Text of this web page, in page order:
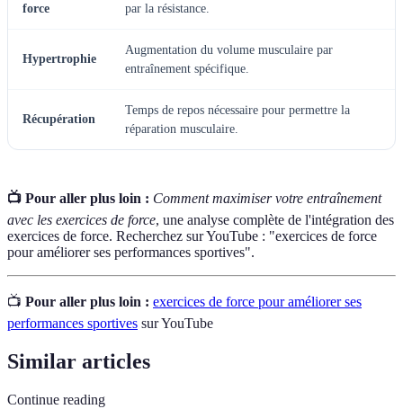
force
par la résistance.
Hypertrophie
Augmentation du volume musculaire par
entraînement spécifique.
Récupération
Temps de repos nécessaire pour permettre la
réparation musculaire.
📺 Pour aller plus loin : Comment maximiser votre entraînement
avec les exercices de force, une analyse complète de l'intégration des
exercices de force. Recherchez sur YouTube : "exercices de force
pour améliorer ses performances sportives".
📺 Pour aller plus loin : exercices de force pour améliorer ses
performances sportives sur YouTube
Similar articles
Continue reading